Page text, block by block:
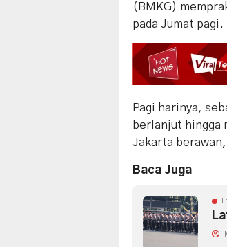
(BMKG)
pada Jumat pagi.
Pagi harinya,
berlanjut hingga
Jakarta
Baca Juga
1